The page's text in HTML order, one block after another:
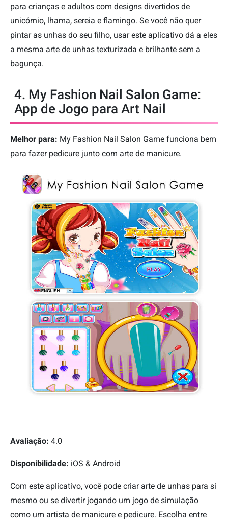
para crianças e adultos com designs divertidos de
unicórnio, lhama, sereia e flamingo. Se você não quer
pintar as unhas do seu filho, usar este aplicativo dá a eles
a mesma arte de unhas texturizada e brilhante sem a
bagunça.
4. My Fashion Nail Salon Game:
App de Jogo para Art Nail
Melhor para: My Fashion Nail Salon Game funciona bem
para fazer pedicure junto com arte de manicure.
Avaliação: 4.0
Disponibilidade: iOS & Android
Com este aplicativo, você pode criar arte de unhas para si
mesmo ou se divertir jogando um jogo de simulação
como um artista de manicure e pedicure. Escolha entre